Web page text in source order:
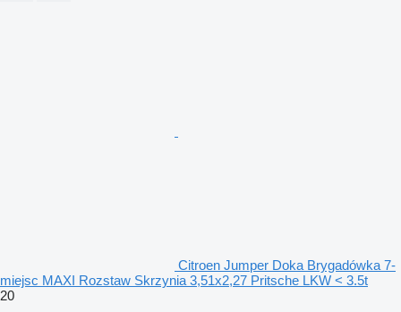
Citroen Jumper Doka Brygadówka 7-
miejsc MAXI Rozstaw Skrzynia 3,51x2,27 Pritsche LKW < 3.5t
20